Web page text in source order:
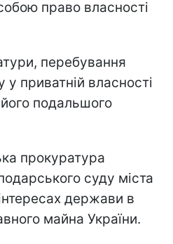
право власності
перебування
приватній власності
подальшого
прокуратура
суду міста
держави в
майна України.